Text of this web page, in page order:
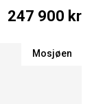
247 900 kr
Mosjøen